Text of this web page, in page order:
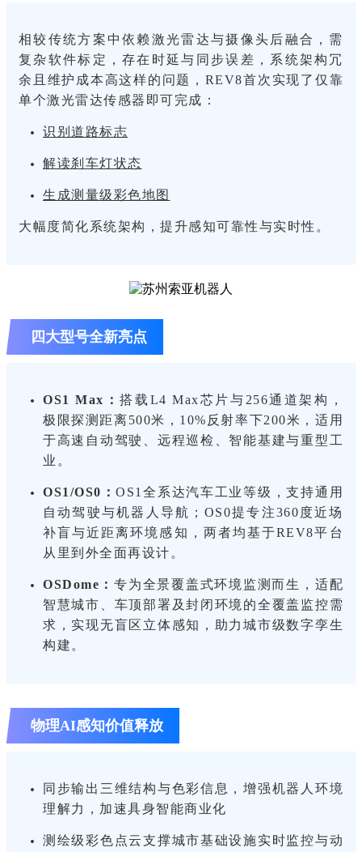
相较传统方案中依赖激光雷达与摄像头后融合，需
复杂软件标定，存在时延与同步误差，系统架构冗
余且维护成本高这样的问题，REV8首次实现了仅靠
单个激光雷达传感器即可完成：
识别道路标志
解读刹车灯状态
生成测量级彩色地图
大幅度简化系统架构，提升感知可靠性与实时性。
四大型号全新亮点
OS1 Max：搭载L4 Max芯片与256通道架构，
极限探测距离500米，10%反射率下200米，适用
于高速自动驾驶、远程巡检、智能基建与重型工
业。
OS1/OS0：OS1全系达汽车工业等级，支持通用
自动驾驶与机器人导航；OS0提专注360度近场
补盲与近距离环境感知，两者均基于REV8平台
从里到外全面再设计。
OSDome：专为全景覆盖式环境监测而生，适配
智慧城市、车顶部署及封闭环境的全覆盖监控需
求，实现无盲区立体感知，助力城市级数字孪生
构建。
物理AI感知价值释放
同步输出三维结构与色彩信息，增强机器人环境
理解力，加速具身智能商业化
测绘级彩色点云支撑城市基础设施实时监控与动